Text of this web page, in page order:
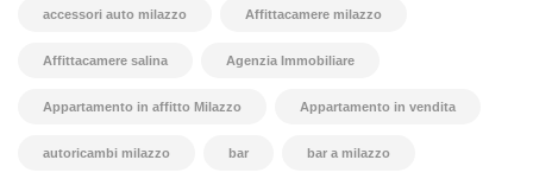
accessori auto milazzo Affittacamere milazzo
Affittacamere salina Agenzia Immobiliare
Appartamento in affitto Milazzo Appartamento in vendita
autoricambi milazzo bar bar a milazzo